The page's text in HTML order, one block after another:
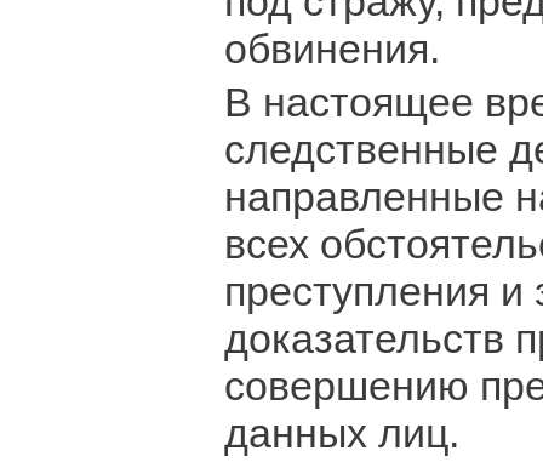
обвинения.
В настоящее
следственные
направленные
всех
преступления и
доказательств
совершению
данных лиц.